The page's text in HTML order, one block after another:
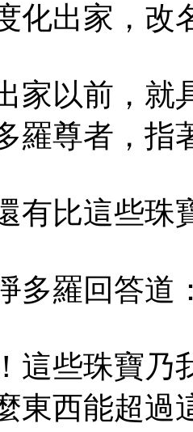
化出家，改
以前，就
羅尊者，指
比這些珠
羅回答道
些珠寶乃
東西能超過